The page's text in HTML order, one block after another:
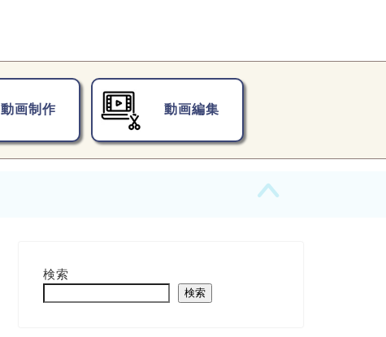
動画制作 動画編集
検索
検索